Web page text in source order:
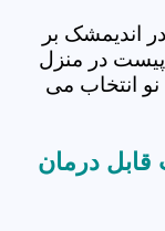
اندیمشک بر
در منزل
انتخاب می
قابل درمان